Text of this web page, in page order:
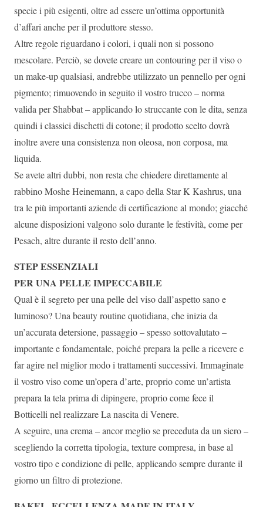
specie i più esigenti, oltre ad essere un’ottima opportunità
d’affari anche per il produttore stesso.
Altre regole riguardano i colori, i quali non si possono
mescolare. Perciò, se dovete creare un contouring per il viso o
un make-up qualsiasi, andrebbe utilizzato un pennello per ogni
pigmento; rimuovendo in seguito il vostro trucco – norma
valida per Shabbat – applicando lo struccante con le dita, senza
quindi i classici dischetti di cotone; il prodotto scelto dovrà
inoltre avere una consistenza non oleosa, non corposa, ma
liquida.
Se avete altri dubbi, non resta che chiedere direttamente al
rabbino Moshe Heinemann, a capo della Star K Kashrus, una
tra le più importanti aziende di certificazione al mondo; giacché
alcune disposizioni valgono solo durante le festività, come per
Pesach, altre durante il resto dell’anno.
STEP ESSENZIALI
PER UNA PELLE IMPECCABILE
Qual è il segreto per una pelle del viso dall’aspetto sano e
luminoso? Una beauty routine quotidiana, che inizia da
un’accurata detersione, passaggio – spesso sottovalutato –
importante e fondamentale, poiché prepara la pelle a ricevere e
far agire nel miglior modo i trattamenti successivi. Immaginate
il vostro viso come un’opera d’arte, proprio come un’artista
prepara la tela prima di dipingere, proprio come fece il
Botticelli nel realizzare La nascita di Venere.
A seguire, una crema – ancor meglio se preceduta da un siero –
scegliendo la corretta tipologia, texture compresa, in base al
vostro tipo e condizione di pelle, applicando sempre durante il
giorno un filtro di protezione.